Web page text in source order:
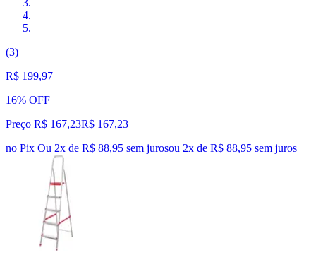
(3)
R$ 199,97
16% OFF
Preço R$ 167,23R$ 167,23
no Pix Ou 2x de R$ 88,95 sem jurosou 2x de R$ 88,95 sem juros